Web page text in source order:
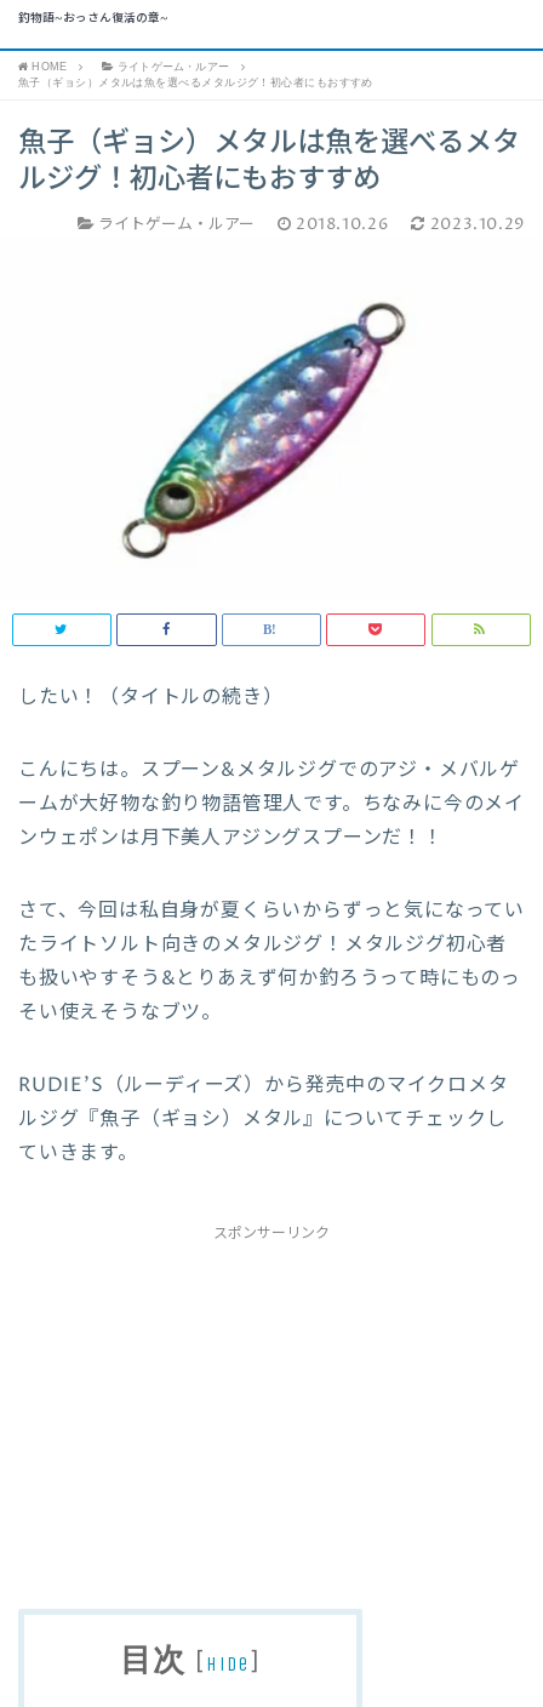
釣物語~おっさん復活の章~
HOME
ライトゲーム・ルアー
魚子（ギョシ）メタルは魚を選べるメタルジグ！初心者にもおすすめ
魚子（ギョシ）メタルは魚を選べるメタ
ルジグ！初心者にもおすすめ
ライトゲーム・ルアー 2018.10.26 2023.10.29
したい！（タイトルの続き）
こんにちは。スプーン&メタルジグでのアジ・メバルゲ
ームが大好物な釣り物語管理人です。ちなみに今のメイ
ンウェポンは月下美人アジングスプーンだ！！
さて、今回は私自身が夏くらいからずっと気になってい
たライトソルト向きのメタルジグ！メタルジグ初心者
も扱いやすそう&とりあえず何か釣ろうって時にものっ
そい使えそうなブツ。
RUDIE’S（ルーディーズ）から発売中のマイクロメタ
ルジグ『魚子（ギョシ）メタル』についてチェックし
ていきます。
スポンサーリンク
目次 [ hide ]